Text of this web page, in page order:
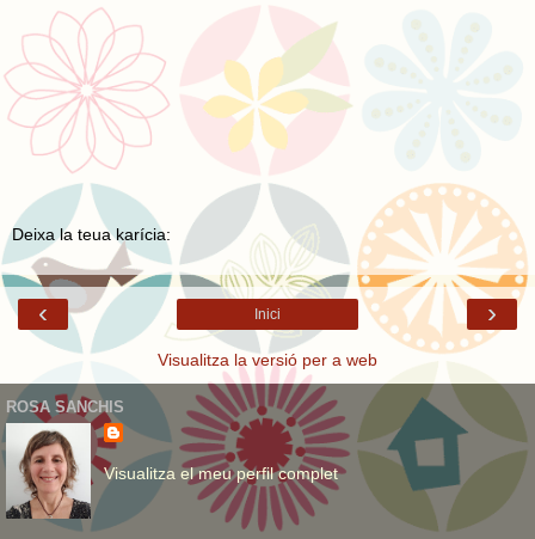
Deixa la teua karícia:
‹ ›
Inici
Visualitza la versió per a web
ROSA SANCHIS
Visualitza el meu perfil complet